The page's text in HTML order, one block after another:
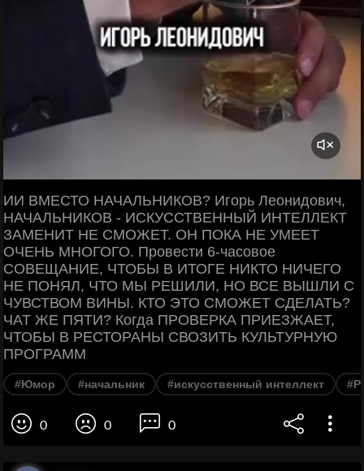
ИИ ВМЕСТО НАЧАЛЬНИКОВ? Игорь Леонидович,
НАЧАЛЬНИКОВ - ИСКУССТВЕННЫЙ ИНТЕЛЛЕКТ
ЗАМЕНИТ НЕ СМОЖЕТ. ОН ПОКА НЕ УМЕЕТ
ОЧЕНЬ МНОГОГО. Провести 6-часовое
СОВЕЩАНИЕ, ЧТОБЫ В ИТОГЕ НИКТО НИЧЕГО
НЕ ПОНЯЛ, ЧТО МЫ РЕШИЛИ, НО ВСЕ ВЫШЛИ С
ЧУВСТВОМ ВИНЫ. КТО ЭТО СМОЖЕТ СДЕЛАТЬ?
ЧАТ ЖЕ ПЯТИ? Когда ПРОВЕРКА ПРИЕЗЖАЕТ,
ЧТОБЫ В РЕСТОРАНЫ СВОЗИТЬ КУЛЬТУРНУЮ
ПРОГРАММ
#Юмор #начальник #искусственный интеллект
0 0 0